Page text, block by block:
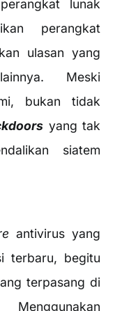
lunak
perangkat
ulasan yang
Meski
bukan tidak
yang tak
siatem
antivirus yang
terbaru, begitu
terpasang di